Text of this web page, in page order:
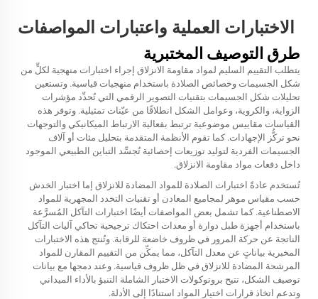
الاختبارات العملية واعتبارات المواصفات
طرق التوصيف المختبرية
يتطلب التقييم السليم لمواد مقاومة الانزلاق إجراء اختبارات منهجية لكلٍّ من
شكل الجسيمات وخصائص الصلادة باستخدام منهجيات قياسية. وتستعين
تحليلات شكل الجسيمات بتقنيات التصوير الرقمي التي تُحدِّد مؤشرات
الزواية، والكروية، وعوامل الشكل انطلاقًا من عيّنات تمثيلية. وتوفر هذه
القياسات مقاييس موضوعية ترتبط بفعالية الارتباط الميكانيكي والتوجهات
نحو تركُّز الإجهادات. كما تقوم الأنظمة المتقدمة بتحليل مئات أو آلاف
الجسيمات الفردية لتوليد توزيعات إحصائية تُجسِّد التباين الطبيعي الموجود
داخل دفعات مواد مقاومة الانزلاق.
تُستخدم عادةً اختبارات الصلادة للمواد المضادة للانزلاق إما اختبار الخدش
حسب مقياس موهر لمجاميع المعادن أو تقنيات التخدد المجهرية للمواد
الاصطناعية. كما تشمل بعض المواصفات أيضًا اختبارات التآكل المُسرَّعة
باستخدام أجهزة طبل دوارة أو معدات احتكاك ترجيحية تحاكي آليات التآكل
الناتجة عن حركة المرور في ظروف خاضعة للرقابة. وتُنتج هذه الاختبارات
المخبرية بياناتٍ عن معدل التآكل، مما يمكِّن من التقييم المقارن للمواد
المرشحة المضادة للانزلاق في ظل ظروف قياسية. وعند دمجها مع بيانات
توصيف الشكل، تتيح بروتوكولات الاختبار الشاملة التنبؤ بالأداء الميداني
وتدعم اتخاذ قرارات اختيار المواد استنادًا إلى الأدلة.